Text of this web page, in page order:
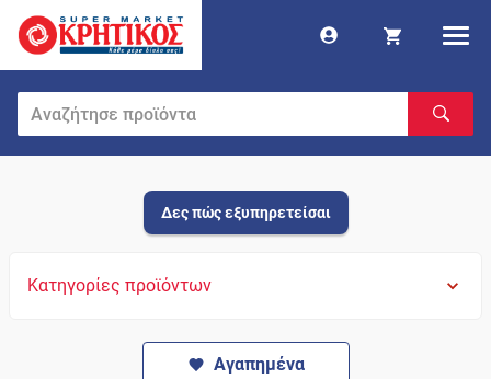
Δες πώς εξυπηρετείσαι
Κατηγορίες προϊόντων
Αγαπημένα